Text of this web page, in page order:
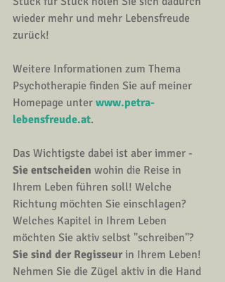
wieder mehr und mehr Lebensfreude
zurück!
Weitere Informationen zum Thema
Psychotherapie finden Sie auf meiner
Homepage unter www.petra-
lebensfreude.at.
Das Wichtigste dabei ist aber immer -
Sie entscheiden wohin die Reise in
Ihrem Leben führen soll! Welche
Richtung möchten Sie einschlagen?
Welches Kapitel in Ihrem Leben
möchten Sie aktiv selbst "schreiben"?
Sie sind der Regisseur in Ihrem Leben!
Nehmen Sie die Zügel aktiv in die Hand